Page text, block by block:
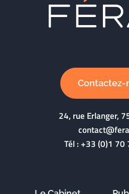
Contactez-
24, rue Erlanger,
Tél :+33 (0)1 70